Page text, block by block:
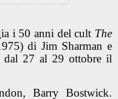
i 50 anni del cult The
di Jim Sharman e
dal 27 al 29 ottobre il
Barry Bostwick.